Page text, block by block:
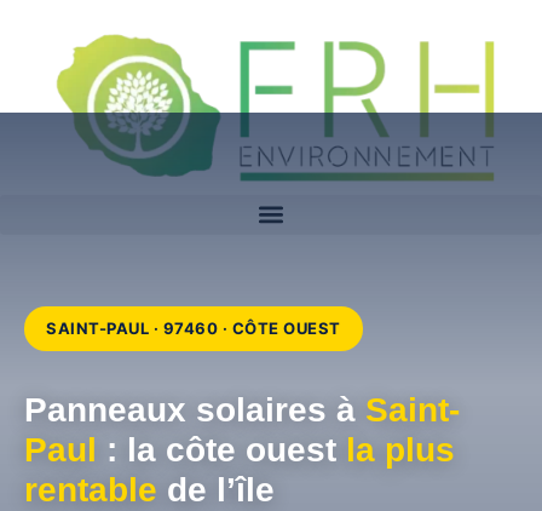
SAINT-PAUL · 97460 · CÔTE OUEST
Panneaux solaires à Saint-
Paul : la côte ouest la plus
rentable de l’île